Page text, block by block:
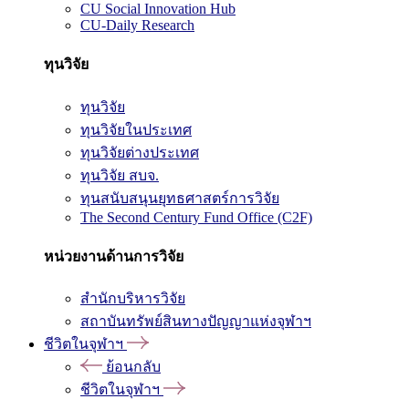
CU Social Innovation Hub
CU-Daily Research
ทุนวิจัย
ทุนวิจัย
ทุนวิจัยในประเทศ
ทุนวิจัยต่างประเทศ
ทุนวิจัย สบจ.
ทุนสนับสนุนยุทธศาสตร์การวิจัย
The Second Century Fund Office (C2F)
หน่วยงานด้านการวิจัย
สำนักบริหารวิจัย
สถาบันทรัพย์สินทางปัญญาแห่งจุฬาฯ
ชีวิตในจุฬาฯ
ย้อนกลับ
ชีวิตในจุฬาฯ